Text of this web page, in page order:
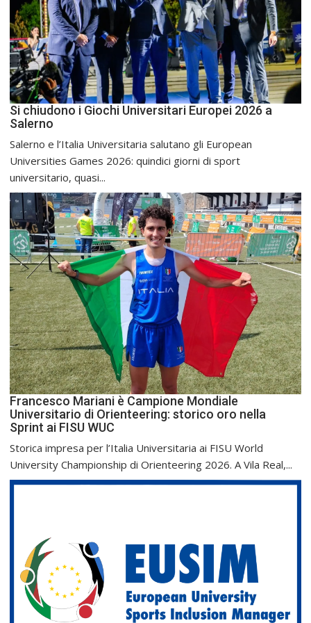
Si chiudono i Giochi Universitari Europei 2026 a
Salerno
Salerno e l’Italia Universitaria salutano gli European
Universities Games 2026: quindici giorni di sport
universitario, quasi...
Francesco Mariani è Campione Mondiale
Universitario di Orienteering: storico oro nella
Sprint ai FISU WUC
Storica impresa per l’Italia Universitaria ai FISU World
University Championship di Orienteering 2026. A Vila Real,...